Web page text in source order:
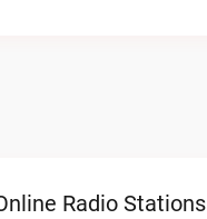
Radio Stations